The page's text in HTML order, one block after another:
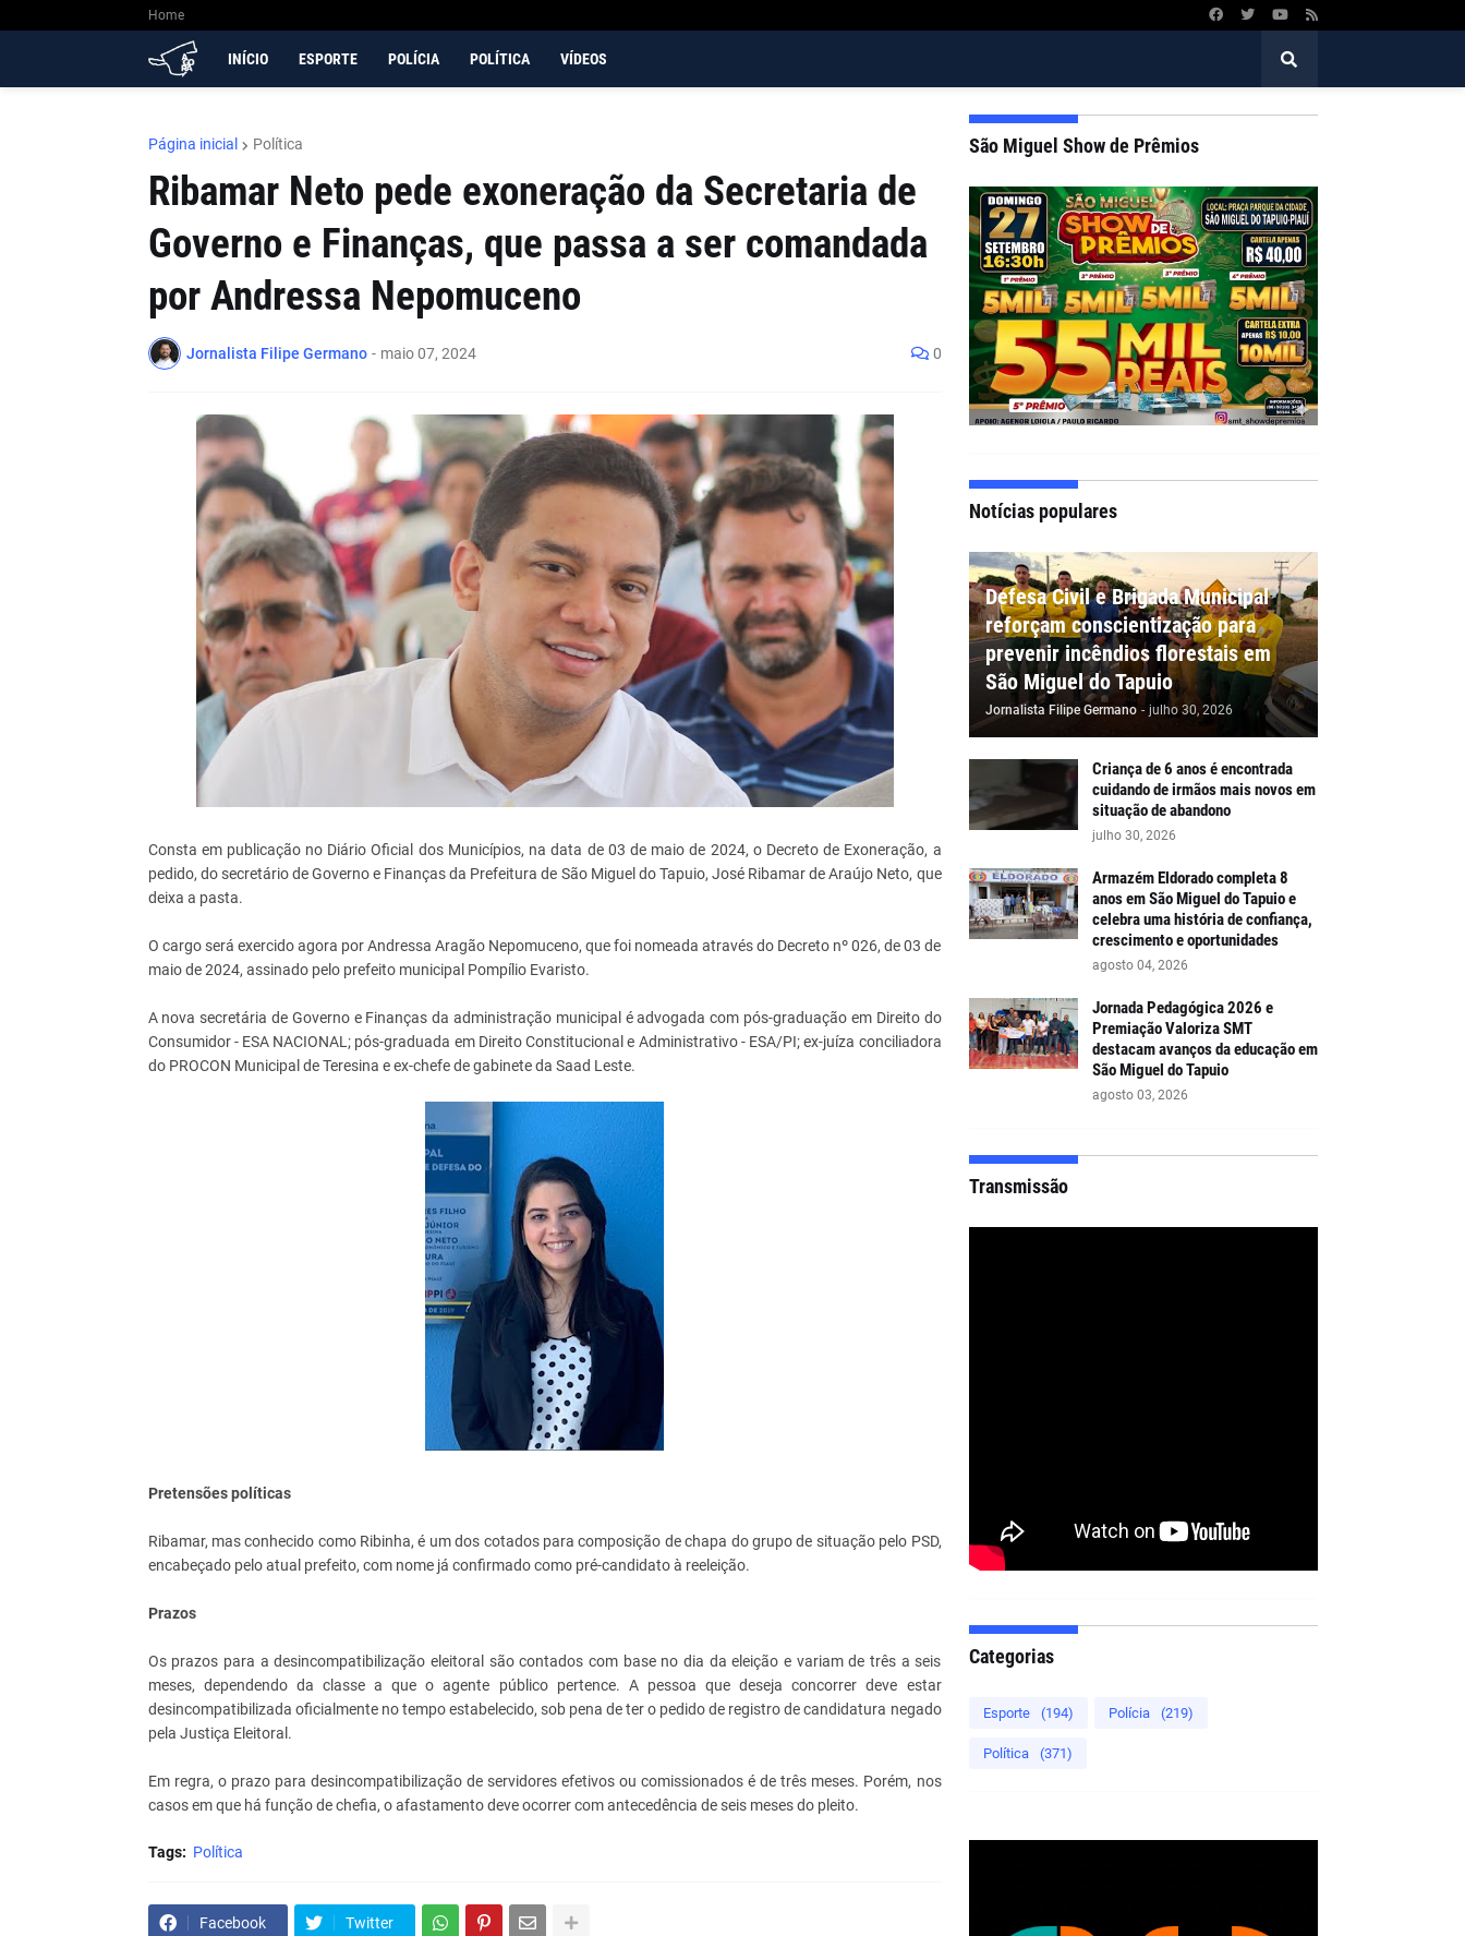
Home
INÍCIO ESPORTE POLÍCIA POLÍTICA VÍDEOS
Página inicial Política
Ribamar Neto pede exoneração da Secretaria de
Governo e Finanças, que passa a ser comandada
por Andressa Nepomuceno
Jornalista Filipe Germano - maio 07, 2024 0
Consta em publicação no Diário Oficial dos Municípios, na data de 03 de maio de 2024, o Decreto de Exoneração, a
pedido, do secretário de Governo e Finanças da Prefeitura de São Miguel do Tapuio, José Ribamar de Araújo Neto, que
deixa a pasta.
O cargo será exercido agora por Andressa Aragão Nepomuceno, que foi nomeada através do Decreto nº 026, de 03 de
maio de 2024, assinado pelo prefeito municipal Pompílio Evaristo.
A nova secretária de Governo e Finanças da administração municipal é advogada com pós-graduação em Direito do
Consumidor - ESA NACIONAL; pós-graduada em Direito Constitucional e Administrativo - ESA/PI; ex-juíza conciliadora
do PROCON Municipal de Teresina e ex-chefe de gabinete da Saad Leste.
Pretensões políticas
Ribamar, mas conhecido como Ribinha, é um dos cotados para composição de chapa do grupo de situação pelo PSD,
encabeçado pelo atual prefeito, com nome já confirmado como pré-candidato à reeleição.
Prazos
Os prazos para a desincompatibilização eleitoral são contados com base no dia da eleição e variam de três a seis
meses, dependendo da classe a que o agente público pertence. A pessoa que deseja concorrer deve estar
desincompatibilizada oficialmente no tempo estabelecido, sob pena de ter o pedido de registro de candidatura negado
pela Justiça Eleitoral.
Em regra, o prazo para desincompatibilização de servidores efetivos ou comissionados é de três meses. Porém, nos
casos em que há função de chefia, o afastamento deve ocorrer com antecedência de seis meses do pleito.
Tags: Política
Facebook Twitter
São Miguel Show de Prêmios
Notícias populares
Defesa Civil e Brigada Municipal
reforçam conscientização para
prevenir incêndios florestais em
São Miguel do Tapuio
Jornalista Filipe Germano - julho 30, 2026
Criança de 6 anos é encontrada
cuidando de irmãos mais novos em
situação de abandono
julho 30, 2026
Armazém Eldorado completa 8
anos em São Miguel do Tapuio e
celebra uma história de confiança,
crescimento e oportunidades
agosto 04, 2026
Jornada Pedagógica 2026 e
Premiação Valoriza SMT
destacam avanços da educação em
São Miguel do Tapuio
agosto 03, 2026
Transmissão
Categorias
Esporte (194) Polícia (219)
Política (371)